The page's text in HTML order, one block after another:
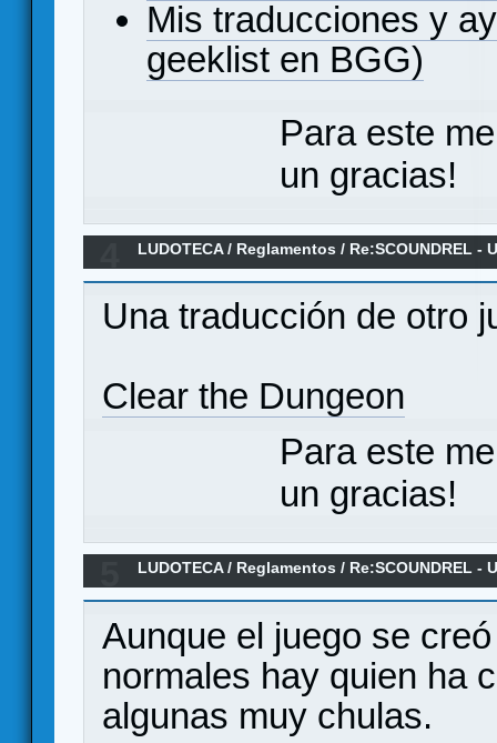
Mis traducciones y
geeklist en BGG)
Para este
un gracias!
LUDOTECA/ Reglamentos / Re:SCOUNDREL -
Una traducción de otro
Clear the Dungeon
Para este
un gracias!
LUDOTECA/ Reglamentos / Re:SCOUNDREL -
Aunque el juego se
normales hay quien ha
algunas muy chulas.